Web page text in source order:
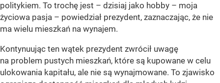
politykiem. To trochę jest – dzisiaj jako hobby – moja
życiowa pasja – powiedział prezydent, zaznaczając, że nie
ma wielu mieszkań na wynajem.
Kontynuując ten wątek prezydent zwrócił uwagę
na problem pustych mieszkań, które są kupowane w celu
ulokowania kapitału, ale nie są wynajmowane. To zjawisko